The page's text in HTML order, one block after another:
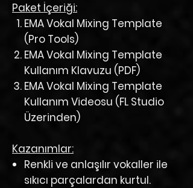
Paket İçeriği:
EMA Vokal Mixing Template
(Pro Tools)
EMA Vokal Mixing Template
Kullanım Klavuzu (PDF)
EMA Vokal Mixing Template
Kullanım Videosu (FL Studio
Üzerinden)
Kazanımlar:
Renkli ve anlaşılır vokaller ile
sıkıcı parçalardan kurtul.